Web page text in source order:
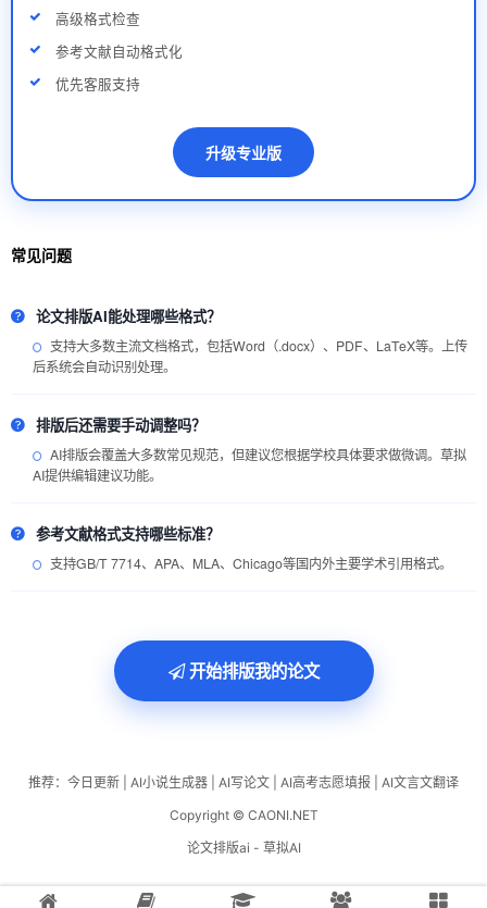
高级格式检查
参考文献自动格式化
优先客服支持
升级专业版
常见问题
论文排版AI能处理哪些格式？
支持大多数主流文档格式，包括Word（.docx）、PDF、LaTeX等。上传
后系统会自动识别处理。
排版后还需要手动调整吗？
AI排版会覆盖大多数常见规范，但建议您根据学校具体要求做微调。草拟
AI提供编辑建议功能。
参考文献格式支持哪些标准？
支持GB/T 7714、APA、MLA、Chicago等国内外主要学术引用格式。
开始排版我的论文
推荐： 今日更新 AI小说生成器 AI写论文 AI高考志愿填报
AI文言文翻译
Copyright © CAONI.NET
论文排版ai - 草拟AI